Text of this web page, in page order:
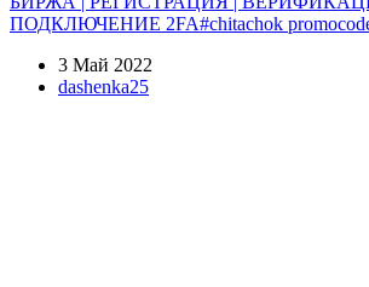
ПОДКЛЮЧЕНИЕ 2FA#chitachok
3 Май 2022
dashenka25